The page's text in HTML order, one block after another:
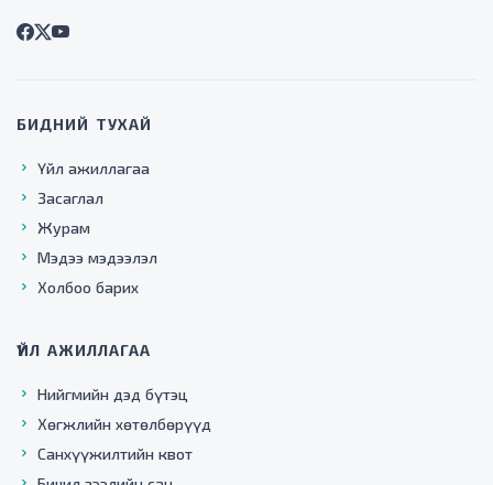
БИДНИЙ ТУХАЙ
Үйл ажиллагаа
Засаглал
Журам
Мэдээ мэдээлэл
Холбоо барих
ҮЙЛ АЖИЛЛАГАА
Нийгмийн дэд бүтэц
Хөгжлийн хөтөлбөрүүд
Санхүүжилтийн квот